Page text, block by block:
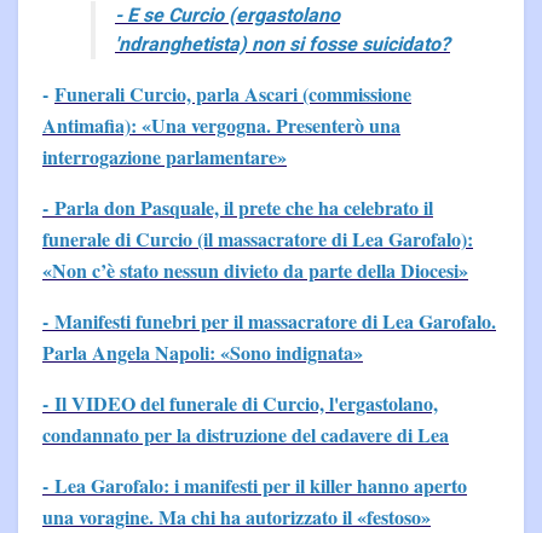
- E se Curcio (ergastolano
'ndranghetista) non si fosse suicidato?
- Funerali Curcio, parla Ascari (commissione
Antimafia): «Una vergogna. Presenterò una
interrogazione parlamentare»
- Parla don Pasquale, il prete che ha celebrato il
funerale di Curcio (il massacratore di Lea Garofalo):
«Non c’è stato nessun divieto da parte della Diocesi»
- Manifesti funebri per il massacratore di Lea Garofalo.
Parla Angela Napoli: «Sono indignata»
- Il VIDEO del funerale di Curcio, l'ergastolano,
condannato per la distruzione del cadavere di Lea
- Lea Garofalo: i manifesti per il killer hanno aperto
una voragine. Ma chi ha autorizzato il «festoso»